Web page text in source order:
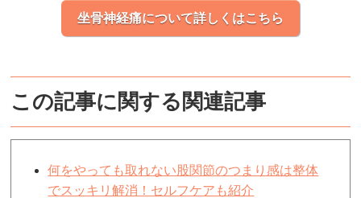
坐骨神経痛について詳しくはこちら
この記事に関する関連記事
何をやっても取れない股関節のつまり感は整体
でスッキリ解消！セルフケアも紹介